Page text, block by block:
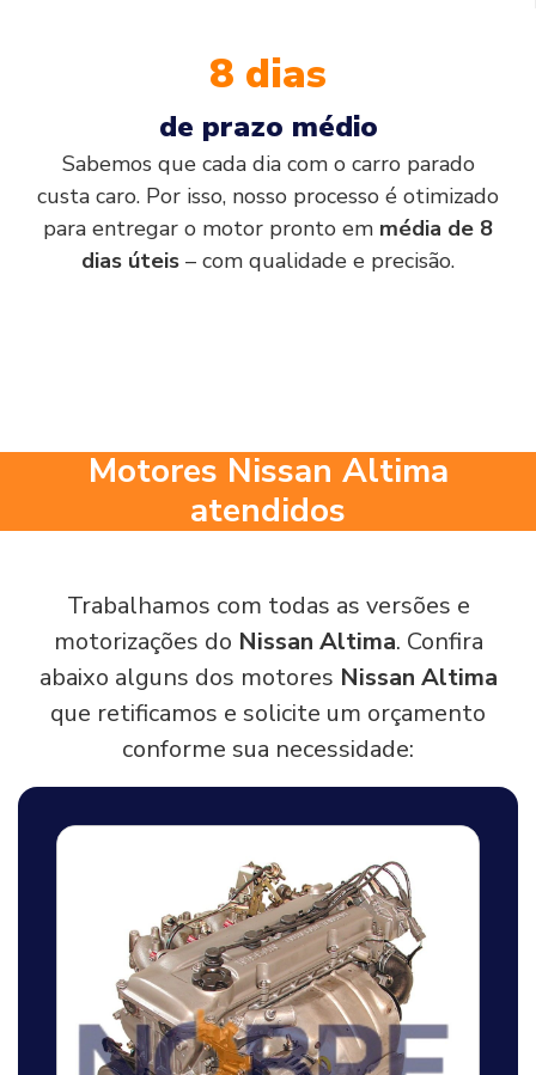
8 dias
de prazo médio
Sabemos que cada dia com o carro parado
custa caro. Por isso, nosso processo é otimizado
para entregar o motor pronto em média de 8
dias úteis – com qualidade e precisão.
Motores Nissan Altima
atendidos
Trabalhamos com todas as versões e
motorizações do Nissan Altima. Confira
abaixo alguns dos motores Nissan Altima
que retificamos e solicite um orçamento
conforme sua necessidade: